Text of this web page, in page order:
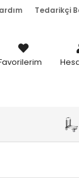
Tedarikçi